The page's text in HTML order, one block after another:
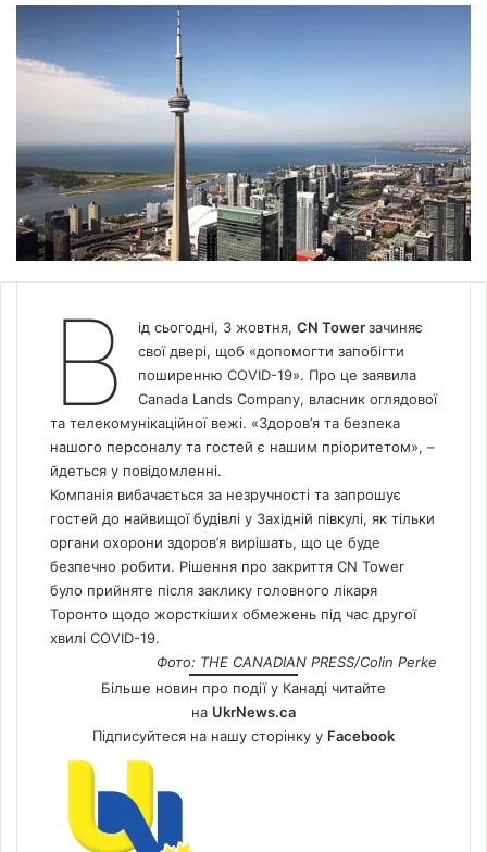
В ід сьогодні, 3 жовтня, CN Towerзачиняє
свої двері, щоб «допомогти запобігти
поширенню COVID-19». Про це заявила
CanadaLands Company, власник оглядової
та телекомунікаційної вежі. «Здоров’я та безпека
нашого персоналу та гостей є нашим пріоритетом», –
йдеться у повідомленні.
Компанія вибачається за незручності та запрошує
гостей до найвищої будівлі у Західній півкулі, як тільки
органи охорони здоров’я вирішать, що це буде
безпечно робити. Рішення про закриття CN Tower
було прийняте після заклику головного лікаря
Торонто щодо жорсткіших обмежень під час другої
хвилі COVID-19.
Фото: THE CANADIAN PRESS/Colin Perke
Більше новин про події у Канаді читайте
на UkrNews.ca
Підписуйтеся на нашу сторінку у Facebook